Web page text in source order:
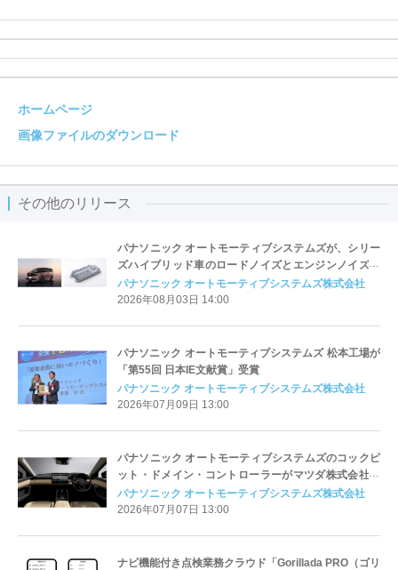
ホームページ
画像ファイルのダウンロード
その他のリリース
パナソニック オートモーティブシステムズが、シリー
ズハイブリッド車のロードノイズとエンジンノイズの
双方に対応する世界初※の統合型ANCを開発、日産新
型「エルグランド」に初採用
パナソニック オートモーティブシステムズ株式会社
2026年08月03日 14:00
パナソニック オートモーティブシステムズ 松本工場が
「第55回 日本IE文献賞」受賞
パナソニック オートモーティブシステムズ株式会社
2026年07月09日 13:00
パナソニック オートモーティブシステムズのコックピ
ット・ドメイン・コントローラーがマツダ株式会社の
新型「CX-5」に採用
パナソニック オートモーティブシステムズ株式会社
2026年07月07日 13:00
ナビ機能付き点検業務クラウド「Gorillada PRO（ゴリ